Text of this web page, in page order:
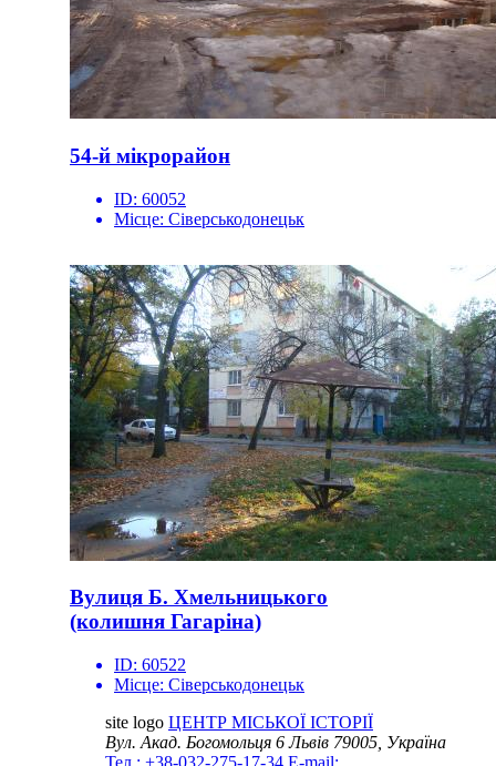
54-й мікрорайон
ID: 60052
Місце: Сіверськодонецьк
Вулиця Б. Хмельницького
(колишня Гагаріна)
ID: 60522
Місце: Сіверськодонецьк
site logo ЦЕНТР МІСЬКОЇ ІСТОРІЇ
Вул. Акад. Богомольця 6Львів 79005, Україна